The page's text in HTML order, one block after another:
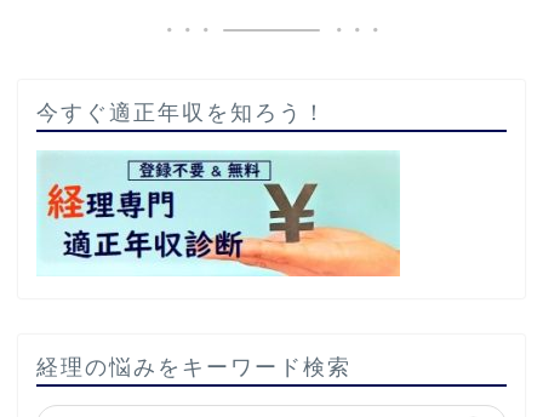
今すぐ適正年収を知ろう！
経理の悩みをキーワード検索